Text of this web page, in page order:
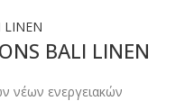
BALI LINEN
νέων ενεργειακών